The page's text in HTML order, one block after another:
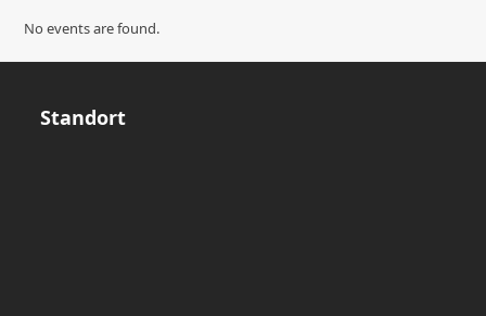
No events are found.
Standort